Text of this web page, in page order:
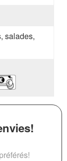
salades,